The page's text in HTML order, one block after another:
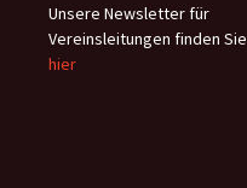
Unsere Newsletter für
Vereinsleitungen finden Sie
hier